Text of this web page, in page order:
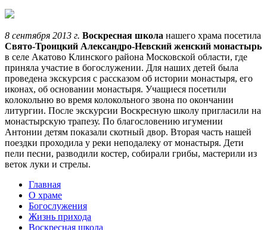
8 сентября 2013 г. Воскресная школа нашего храма посетила
Свято-Троицкий Александро-Невский женский монастырь
в селе Акатово Клинского района Московской области, где
приняла участие в богослужении. Для наших детей была
проведена экскурсия с рассказом об истории монастыря, его
иконах, об основании монастыря. Учащиеся посетили
колокольню во время колокольного звона по окончании
литургии. После экскурсии Воскресную школу пригласили на
монастырскую трапезу. По благословению игумении
Антонии детям показали скотный двор. Вторая часть нашей
поездки проходила у реки неподалеку от монастыря. Дети
пели песни, разводили костер, собирали грибы, мастерили из
веток луки и стрелы.
Главная
О храме
Богослужения
Жизнь прихода
Воскресная школа